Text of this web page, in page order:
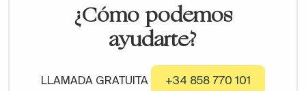
¿Cómo podemos
ayudarte?
LLAMADA GRATUITA +34 858 770 101